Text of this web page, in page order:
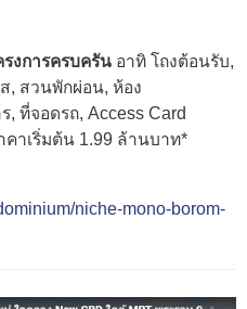
งการครบครัน อาทิ โถงต้อนรับ,
, สวนพักผ่อน, ห้อง
, ที่จอดรถ, Access Card
คาเริ่มต้น 1.99 ล้านบาท*
niche-mono-borom-